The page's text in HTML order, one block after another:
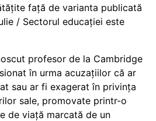
față de varianta publicată
/ Sectorul educației este
profesor de la Cambridge
în urma acuzațiilor că ar
sau ar fi exagerat în privința
sale, promovate printr-o
de viață marcată de un